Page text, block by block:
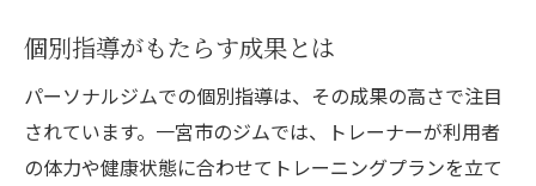
個別指導がもたらす成果とは
パーソナルジムでの個別指導は、その成果の高さで注目
されています。一宮市のジムでは、トレーナーが利用者
の体力や健康状態に合わせてトレーニングプランを立て